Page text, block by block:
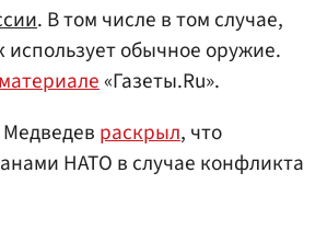
. В том числе в том случае,
использует обычное оружие.
«Газеты.Ru».
раскрыл, что
НАТО в случае конфликта